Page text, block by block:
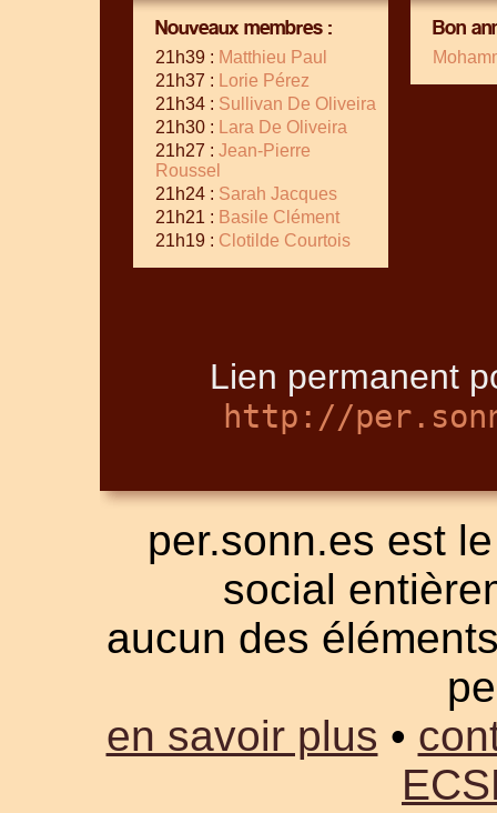
Nouveaux membres :
21h39 : Matthieu Paul
21h37 :
Lorie Pérez
21h34 : Sullivan De Oliveira
21h30 :
Lara De Oliveira
21h27 : Jean-Pierre
Roussel
21h24 : Sarah Jacques
21h21 : Basile Clément
21h19 : Clotilde Courtois
Bon
Lien permanent
http://
per.sonn.es est
social
aucun des
en savoir plus •